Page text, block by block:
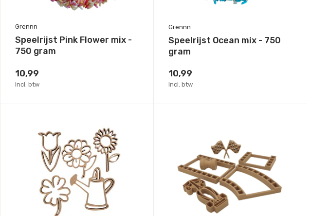
Grennn
Speelrijst Pink Flower mix -
750 gram
10,99
Incl. btw
Grennn
Speelrijst Ocean mix - 750
gram
10,99
Incl. btw